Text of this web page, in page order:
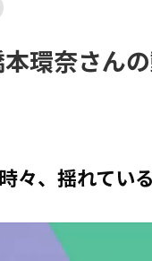
環奈さんの
々、揺れている